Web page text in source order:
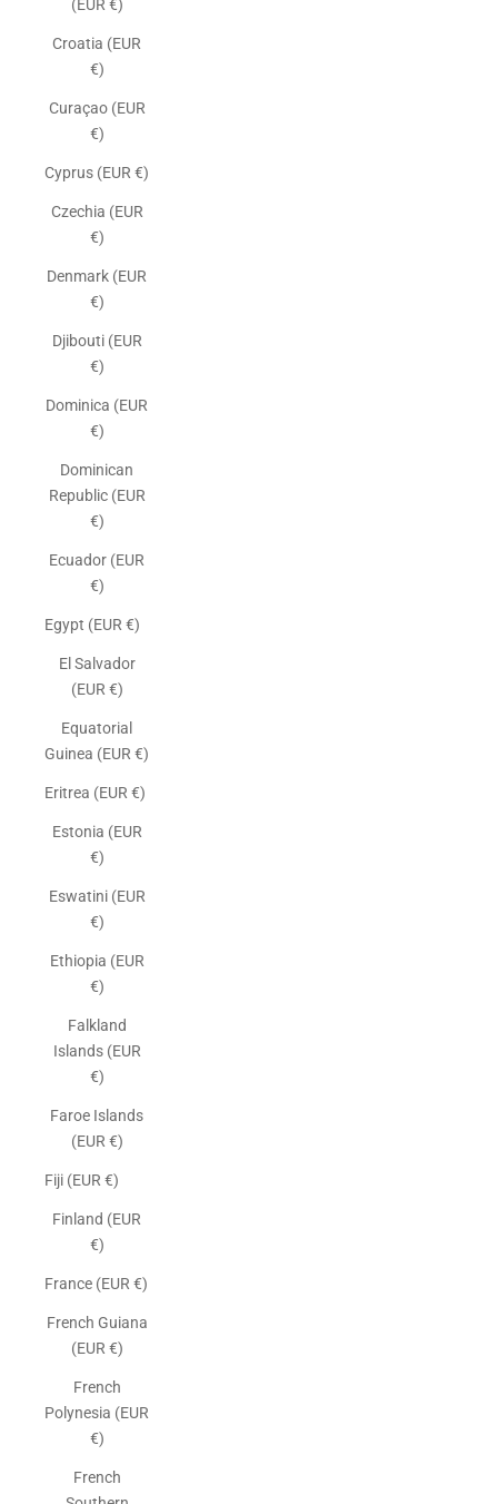
(EUR €)
Croatia (EUR
€)
Curaçao (EUR
€)
Cyprus (EUR €)
Czechia (EUR
€)
Denmark (EUR
€)
Djibouti (EUR
€)
Dominica (EUR
€)
Dominican
Republic (EUR
€)
Ecuador (EUR
€)
Egypt (EUR €)
El Salvador
(EUR €)
Equatorial
Guinea (EUR €)
Eritrea (EUR €)
Estonia (EUR
€)
Eswatini (EUR
€)
Ethiopia (EUR
€)
Falkland
Islands (EUR
€)
Faroe Islands
(EUR €)
Fiji (EUR €)
Finland (EUR
€)
France (EUR €)
French Guiana
(EUR €)
French
Polynesia (EUR
€)
French